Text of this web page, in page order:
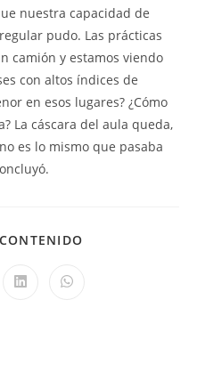
nuestra capacidad de
pudo. Las prácticas
camión y estamos viendo
con altos índices de
en esos lugares? ¿Cómo
La cáscara del aula queda,
es lo mismo que pasaba